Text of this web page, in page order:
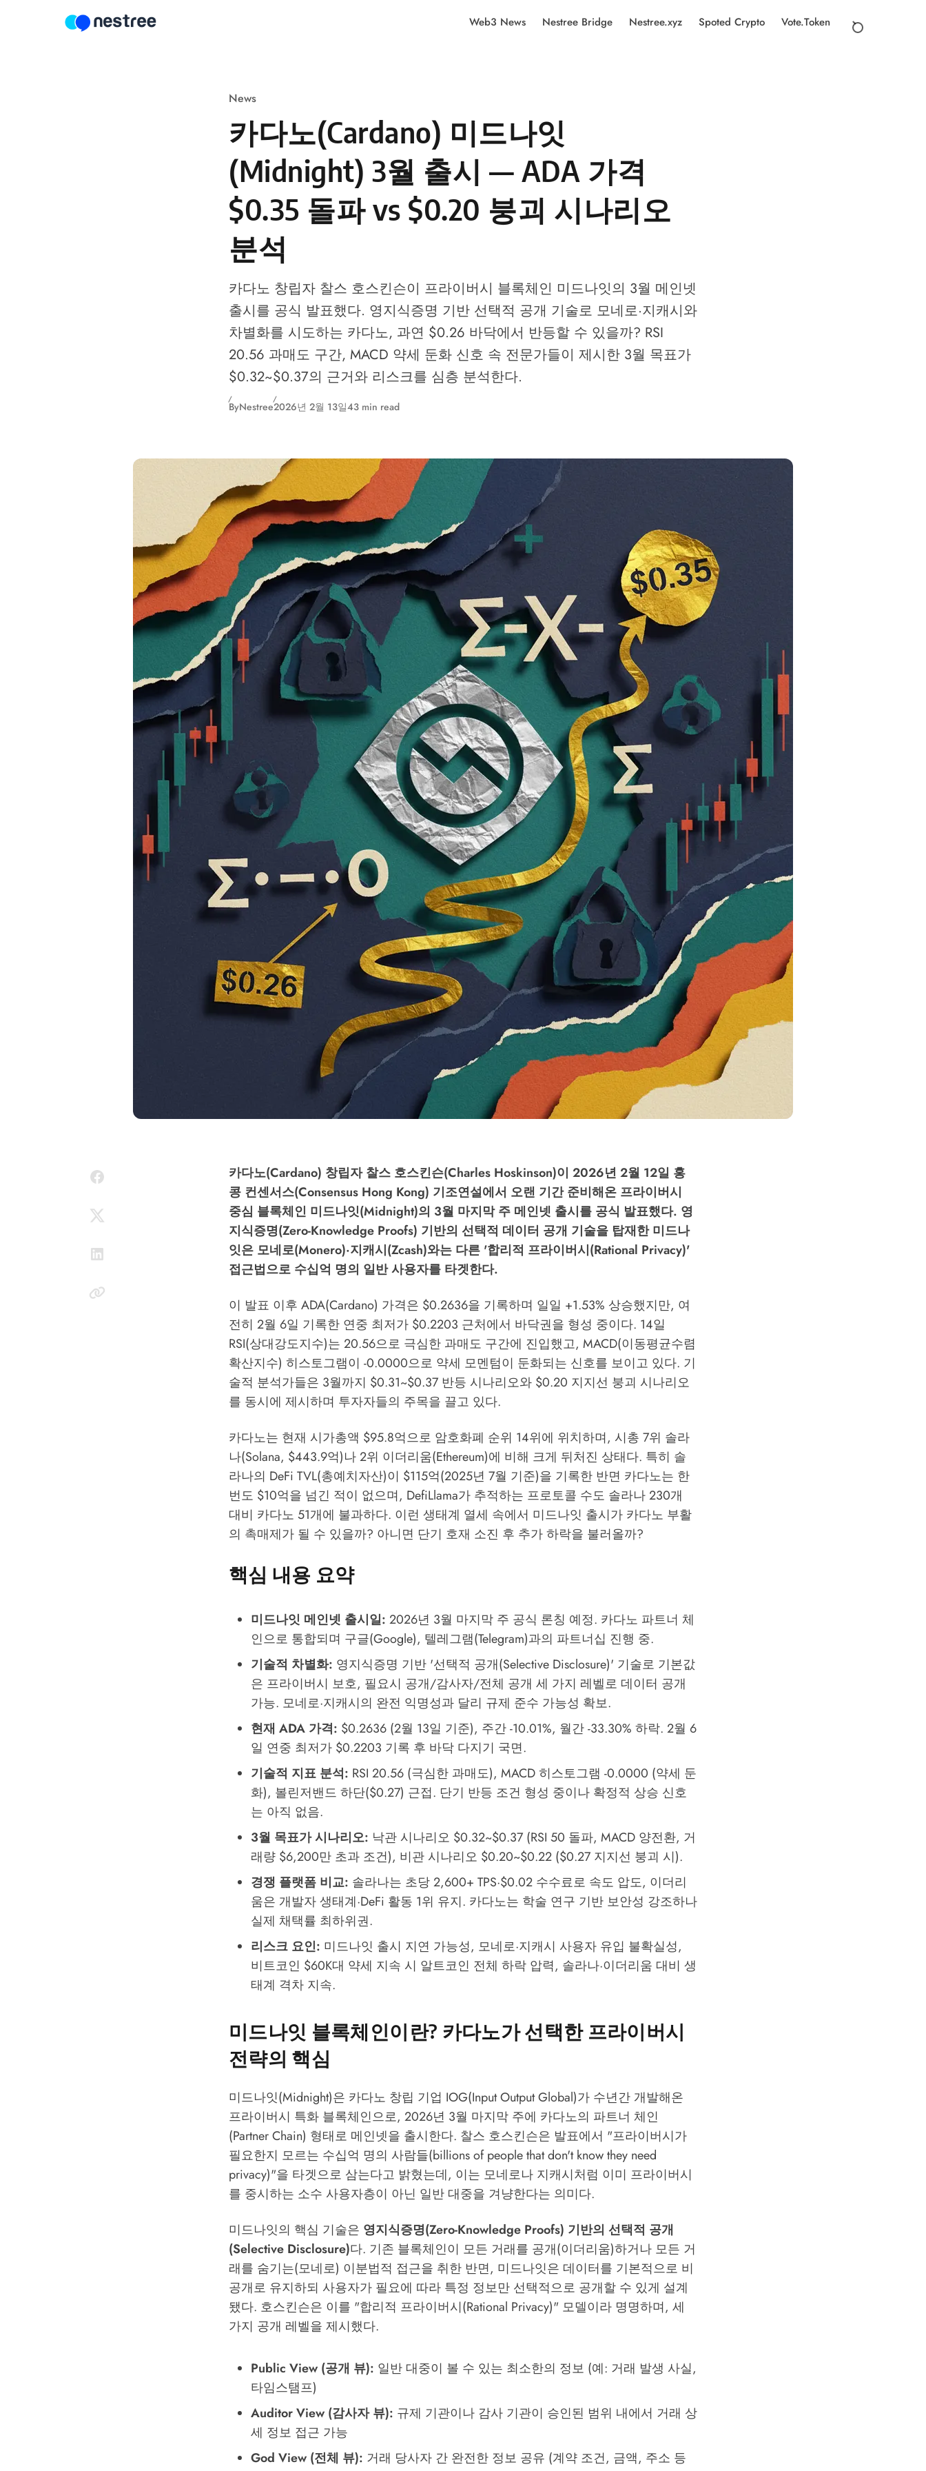
Web3 News Nestree Bridge Nestree.xyz Spoted Crypto Vote.Token
News
카다노(Cardano) 미드나잇
(Midnight) 3월 출시 — ADA 가격
$0.35 돌파 vs $0.20 붕괴 시나리오
분석
카다노 창립자 찰스 호스킨슨이 프라이버시 블록체인 미드나잇의 3월 메인넷
출시를 공식 발표했다. 영지식증명 기반 선택적 공개 기술로 모네로·지캐시와
차별화를 시도하는 카다노, 과연 $0.26 바닥에서 반등할 수 있을까? RSI
20.56 과매도 구간, MACD 약세 둔화 신호 속 전문가들이 제시한 3월 목표가
$0.32~$0.37의 근거와 리스크를 심층 분석한다.
ByNestree2026년 2월 13일43 min read
카다노(Cardano) 창립자 찰스 호스킨슨(Charles Hoskinson)이 2026년 2월 12일 홍
콩 컨센서스(Consensus Hong Kong) 기조연설에서 오랜 기간 준비해온 프라이버시
중심 블록체인 미드나잇(Midnight)의 3월 마지막 주 메인넷 출시를 공식 발표했다. 영
지식증명(Zero-Knowledge Proofs) 기반의 선택적 데이터 공개 기술을 탑재한 미드나
잇은 모네로(Monero)·지캐시(Zcash)와는 다른 '합리적 프라이버시(Rational Privacy)'
접근법으로 수십억 명의 일반 사용자를 타겟한다.
이 발표 이후 ADA(Cardano) 가격은 $0.2636을 기록하며 일일 +1.53% 상승했지만, 여
전히 2월 6일 기록한 연중 최저가 $0.2203 근처에서 바닥권을 형성 중이다. 14일
RSI(상대강도지수)는 20.56으로 극심한 과매도 구간에 진입했고, MACD(이동평균수렴
확산지수) 히스토그램이 -0.0000으로 약세 모멘텀이 둔화되는 신호를 보이고 있다. 기
술적 분석가들은 3월까지 $0.31~$0.37 반등 시나리오와 $0.20 지지선 붕괴 시나리오
를 동시에 제시하며 투자자들의 주목을 끌고 있다.
카다노는 현재 시가총액 $95.8억으로 암호화폐 순위 14위에 위치하며, 시총 7위 솔라
나(Solana, $443.9억)나 2위 이더리움(Ethereum)에 비해 크게 뒤처진 상태다. 특히 솔
라나의 DeFi TVL(총예치자산)이 $115억(2025년 7월 기준)을 기록한 반면 카다노는 한
번도 $10억을 넘긴 적이 없으며, DefiLlama가 추적하는 프로토콜 수도 솔라나 230개
대비 카다노 51개에 불과하다. 이런 생태계 열세 속에서 미드나잇 출시가 카다노 부활
의 촉매제가 될 수 있을까? 아니면 단기 호재 소진 후 추가 하락을 불러올까?
핵심 내용 요약
미드나잇 메인넷 출시일: 2026년 3월 마지막 주 공식 론칭 예정. 카다노 파트너 체
인으로 통합되며 구글(Google), 텔레그램(Telegram)과의 파트너십 진행 중.
기술적 차별화: 영지식증명 기반 '선택적 공개(Selective Disclosure)' 기술로 기본값
은 프라이버시 보호, 필요시 공개/감사자/전체 공개 세 가지 레벨로 데이터 공개
가능. 모네로·지캐시의 완전 익명성과 달리 규제 준수 가능성 확보.
현재 ADA 가격: $0.2636 (2월 13일 기준), 주간 -10.01%, 월간 -33.30% 하락. 2월 6
일 연중 최저가 $0.2203 기록 후 바닥 다지기 국면.
기술적 지표 분석: RSI 20.56 (극심한 과매도), MACD 히스토그램 -0.0000 (약세 둔
화), 볼린저밴드 하단($0.27) 근접. 단기 반등 조건 형성 중이나 확정적 상승 신호
는 아직 없음.
3월 목표가 시나리오: 낙관 시나리오 $0.32~$0.37 (RSI 50 돌파, MACD 양전환, 거
래량 $6,200만 초과 조건), 비관 시나리오 $0.20~$0.22 ($0.27 지지선 붕괴 시).
경쟁 플랫폼 비교: 솔라나는 초당 2,600+ TPS·$0.02 수수료로 속도 압도, 이더리
움은 개발자 생태계·DeFi 활동 1위 유지. 카다노는 학술 연구 기반 보안성 강조하나
실제 채택률 최하위권.
리스크 요인: 미드나잇 출시 지연 가능성, 모네로·지캐시 사용자 유입 불확실성,
비트코인 $60K대 약세 지속 시 알트코인 전체 하락 압력, 솔라나·이더리움 대비 생
태계 격차 지속.
미드나잇 블록체인이란? 카다노가 선택한 프라이버시
전략의 핵심
미드나잇(Midnight)은 카다노 창립 기업 IOG(Input Output Global)가 수년간 개발해온
프라이버시 특화 블록체인으로, 2026년 3월 마지막 주에 카다노의 파트너 체인
(Partner Chain) 형태로 메인넷을 출시한다. 찰스 호스킨슨은 발표에서 "프라이버시가
필요한지 모르는 수십억 명의 사람들(billions of people that don't know they need
privacy)"을 타겟으로 삼는다고 밝혔는데, 이는 모네로나 지캐시처럼 이미 프라이버시
를 중시하는 소수 사용자층이 아닌 일반 대중을 겨냥한다는 의미다.
미드나잇의 핵심 기술은 영지식증명(Zero-Knowledge Proofs) 기반의 선택적 공개
(Selective Disclosure)다. 기존 블록체인이 모든 거래를 공개(이더리움)하거나 모든 거
래를 숨기는(모네로) 이분법적 접근을 취한 반면, 미드나잇은 데이터를 기본적으로 비
공개로 유지하되 사용자가 필요에 따라 특정 정보만 선택적으로 공개할 수 있게 설계
됐다. 호스킨슨은 이를 "합리적 프라이버시(Rational Privacy)" 모델이라 명명하며, 세
가지 공개 레벨을 제시했다.
Public View (공개 뷰): 일반 대중이 볼 수 있는 최소한의 정보 (예: 거래 발생 사실,
타임스탬프)
Auditor View (감사자 뷰): 규제 기관이나 감사 기관이 승인된 범위 내에서 거래 상
세 정보 접근 가능
God View (전체 뷰): 거래 당사자 간 완전한 정보 공유 (계약 조건, 금액, 주소 등